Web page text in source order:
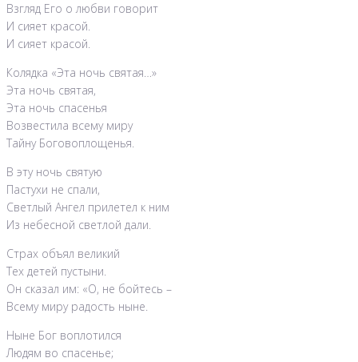
Взгляд Его о любви говорит
И сияет красой.
И сияет красой.
Колядка «Эта ночь святая…»
Эта ночь святая,
Эта ночь спасенья
Возвестила всему миру
Тайну Боговоплощенья.
В эту ночь святую
Пастухи не спали,
Светлый Ангел прилетел к ним
Из небесной светлой дали.
Страх объял великий
Тех детей пустыни.
Он сказал им: «О, не бойтесь –
Всему миру радость ныне.
Ныне Бог воплотился
Людям во спасенье;